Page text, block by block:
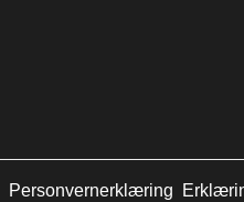
Personvernerklæring